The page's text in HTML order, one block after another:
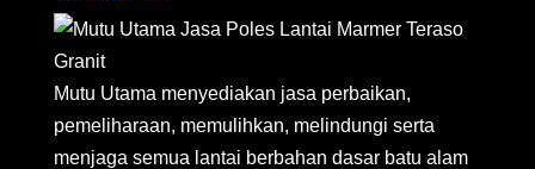
Mutu Utama menyediakan jasa perbaikan,
pemeliharaan, memulihkan, melindungi serta
menjaga semua lantai berbahan dasar batu alam